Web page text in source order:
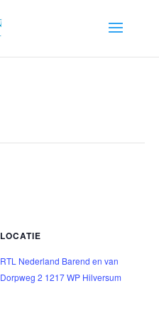
LOCATIE
RTL Nederland Barend en van
Dorpweg 2 1217 WP Hilversum